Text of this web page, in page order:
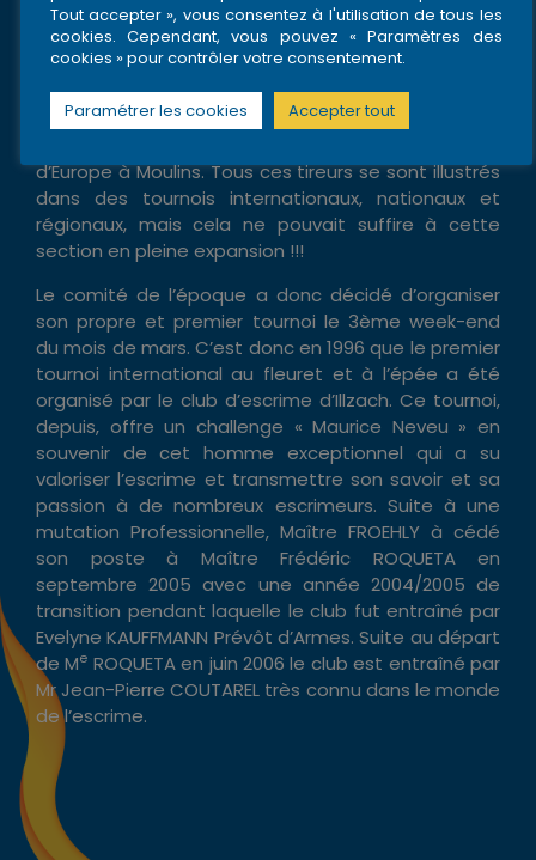
conséquence la qualification de l’ASIM, aux
championnats de France dans les catégories
Minimes, Cadets et Juniors garçons à l’épée.
N’oublions pas non plus, les escrimeurs vétérans
présents lors des championnats de France à Fort
d’Europe à Moulins. Tous ces tireurs se sont illustrés
dans des tournois internationaux, nationaux et
régionaux, mais cela ne pouvait suffire à cette
section en pleine expansion !!!
Le comité de l’époque a donc décidé d’organiser
son propre et premier tournoi le 3ème week-end
du mois de mars. C’est donc en 1996 que le premier
tournoi international au fleuret et à l’épée a été
organisé par le club d’escrime d’Illzach. Ce tournoi,
depuis, offre un challenge « Maurice Neveu » en
souvenir de cet homme exceptionnel qui a su
valoriser l’escrime et transmettre son savoir et sa
passion à de nombreux escrimeurs. Suite à une
mutation Professionnelle, Maître FROEHLY à cédé
son poste à Maître Frédéric ROQUETA en
septembre 2005 avec une année 2004/2005 de
transition pendant laquelle le club fut entraîné par
Evelyne KAUFFMANN Prévôt d’Armes. Suite au départ
de Me ROQUETA en juin 2006 le club est entraîné par
Mr Jean-Pierre COUTAREL très connu dans le monde
de l’escrime.
Tout accepter », vous consentez à l'utilisation de tous les
cookies. Cependant, vous pouvez « Paramètres des
cookies » pour contrôler votre consentement.
Paramétrer les cookies Accepter tout